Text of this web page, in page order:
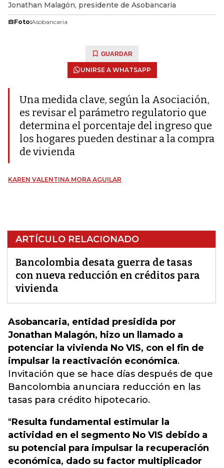
Jonathan Malagón, presidente de Asobancaria
Foto:Asobancaria
GUARDAR
UNIRSE A WHATSAPP
Una medida clave, según la Asociación,
es revisar el parámetro regulatorio que
determina el porcentaje del ingreso que
los hogares pueden destinar a la compra
de vivienda
KAREN VALENTINA MORA AGUILAR
ARTÍCULO RELACIONADO
Bancolombia desata guerra de tasas
con nueva reducción en créditos para
vivienda
Asobancaria, entidad presidida por
Jonathan Malagón, hizo un llamado a
potenciar la vivienda No VIS, con el fin de
impulsar la reactivación económica.
Invitación que se hace días después de que
Bancolombia anunciara reducción en las
tasas para crédito hipotecario.
"Resulta fundamental estimular la
actividad en el segmento No VIS debido a
su potencial para impulsar la recuperación
económica, dado su factor multiplicador